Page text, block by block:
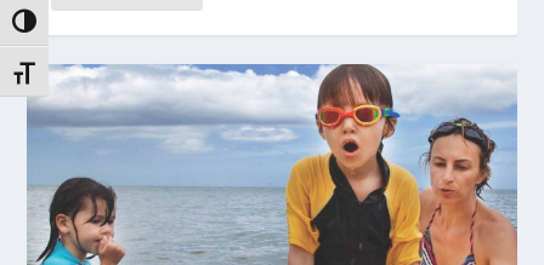
TOGGLE HIGH CONTRAST
TOGGLE FONT SIZE